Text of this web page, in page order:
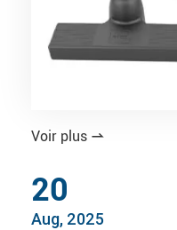
Voir plus 
20
Aug, 2025